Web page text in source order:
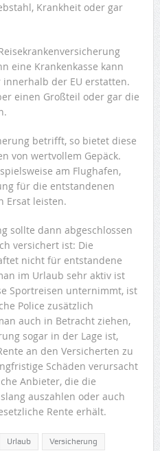
Krankheit oder gar
eine Krankenkasse kann
der EU erstatten.
einen Großteil oder gar die
betrifft, so bietet diese
von wertvollem Gepäck.
am Flughafen,
für die entstandenen
Ersat leisten.
sollte dann abgeschlossen
versichert ist: Die
nicht für entstandene
im Urlaub sehr aktiv ist
Sportreisen unternimmt, ist
Police zusätzlich
auch in Betracht ziehen,
sogar in der Lage ist,
an den Versicherten zu
Schäden verursacht
Anbieter, die die
auszahlen oder auch
Rente erhält.
Urlaub Versicherung